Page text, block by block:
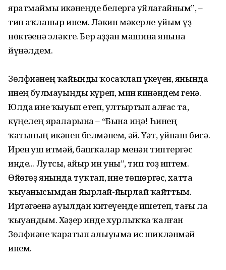
яратмаймы икәнеңде белергә уйлағайным”, –
тип аҡланыр инем. Ләкин мәкерле уйым үҙ
нөктәһенә эләкте. Бер аҙҙан машина янына
йүнәлдем.
Зөлфиәнең ҡайынды ҡосаҡлап үкһеүен, янында
һинең булмауыңды күреп, мин кинәндем генә.
Юлда һине ҡыуып етеп, ултыртып алғас та,
күңелең яраларына – “Бына һиңә! Һинең
ҡатының икәнен белмәнем, әй. Үәт, уйнаш бисә.
Ирен һуш итмәй, башҡалар менән типтергәс
инде... Лутсы, айыр һин уны”, тип тоҙ һиптем.
Өйөгөҙ янында туҡтап, һине төшөргәс, хатта
ҡыуанысымдан йырлай-йырлай ҡайттым.
Иртәгәһенә ауылдан китеүеңде ишетеп, тағы ла
ҡыуандым. Хәҙер инде хурлыҡҡа ҡалған
Зөлфиәне ҡаратып алыуыма һис шикләнмәй
инем.